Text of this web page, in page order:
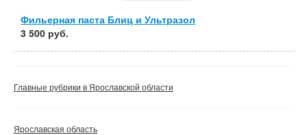
Фильерная паста Блиц и Ультразол
3 500 руб.
Главные рубрики в Ярославской области
Ярославская область